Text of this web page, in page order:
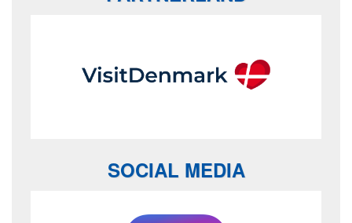
SOCIAL MEDIA